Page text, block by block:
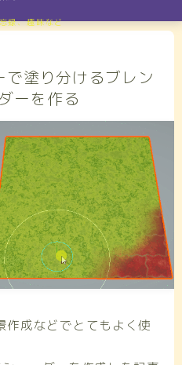
録、趣味など
で塗り分けるブレン
ーを作る
作成などでとてもよく使